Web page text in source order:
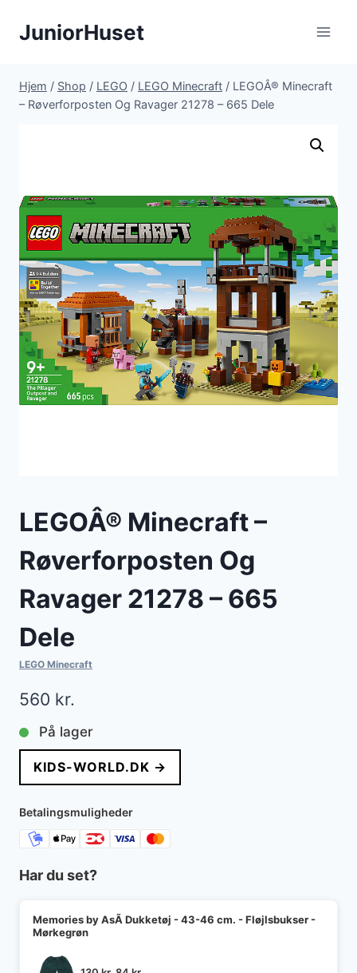
JuniorHuset
Hjem / Shop / LEGO / LEGO Minecraft / LEGOÂ® Minecraft
– Røverforposten Og Ravager 21278 – 665 Dele
LEGOÂ® Minecraft –
Røverforposten Og
Ravager 21278 – 665
Dele
LEGO Minecraft
560 kr.
På lager
KIDS-WORLD.DK →
Betalingsmuligheder
Har du set?
Memories by AsÃ­ Dukketøj - 43-46 cm. - Fløjlsbukser -
Mørkegrøn